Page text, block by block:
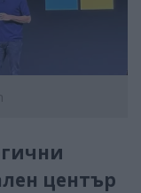
център